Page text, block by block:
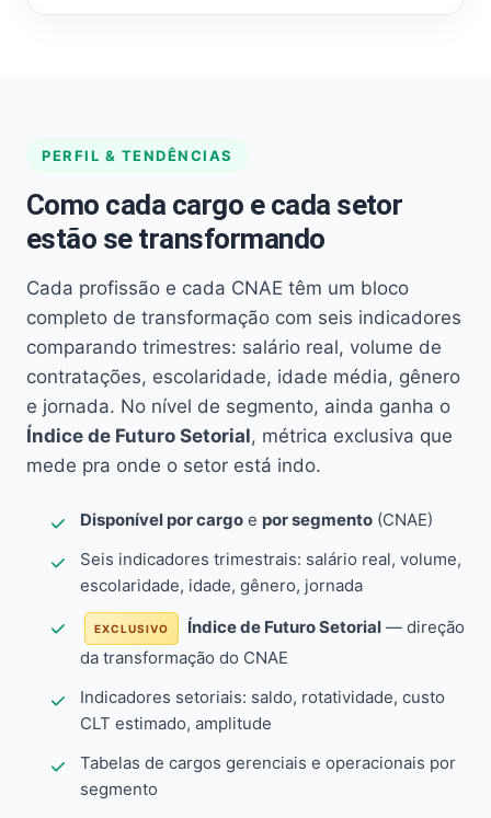
PERFIL & TENDÊNCIAS
Como cada cargo e cada setor
estão se transformando
Cada profissão e cada CNAE têm um bloco
completo de transformação com seis indicadores
comparando trimestres: salário real, volume de
contratações, escolaridade, idade média, gênero
e jornada. No nível de segmento, ainda ganha o
Índice de Futuro Setorial, métrica exclusiva que
mede pra onde o setor está indo.
Disponível por cargo e por segmento (CNAE)
Seis indicadores trimestrais: salário real, volume,
escolaridade, idade, gênero, jornada
EXCLUSIVO Índice de Futuro Setorial — direção
da transformação do CNAE
Indicadores setoriais: saldo, rotatividade, custo
CLT estimado, amplitude
Tabelas de cargos gerenciais e operacionais por
segmento